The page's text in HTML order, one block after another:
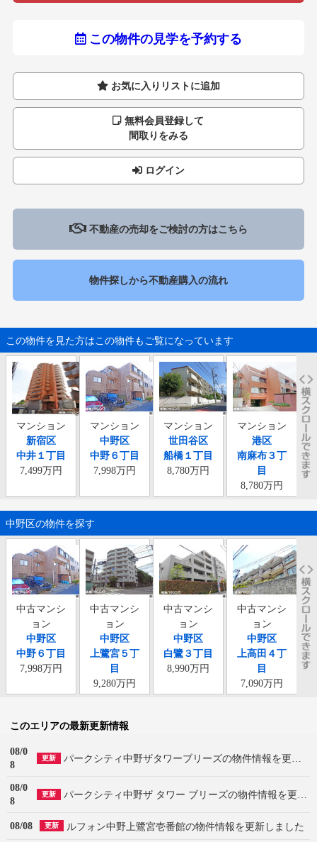
この物件の見学を予約する
お気に入りリストに追加
無料会員登録して
間取りをみる
ログイン
不動産の売却をご検討の方はこちら
物件探しから不動産購入の流れ
この物件を見た方はこの物件もご覧になっています
マンション
新宿区
中井１丁目
7,499万円
マンション
中野区
中野６丁目
7,998万円
マンション
世田谷区
船橋１丁目
8,780万円
マンション
港区
南麻布３丁
目
8,780万円
中野区の物件を探す
中古マンシ
ョン
中野区
中野６丁目
7,998万円
中古マンシ
ョン
中野区
上鷺宮５丁
目
9,280万円
中古マンシ
ョン
中野区
白鷺３丁目
8,990万円
中古マンシ
ョン
中野区
上高田４丁
目
7,090万円
このエリアの最新更新情報
08/0
8
更新 パークシティ中野ザタワーブリーズの物件情報を更新しました
08/0
8
更新 パークシティ中野ザ タワー ブリーズの物件情報を更新しました
08/08 更新 ルフォン中野上鷺宮壱番館の物件情報を更新しました